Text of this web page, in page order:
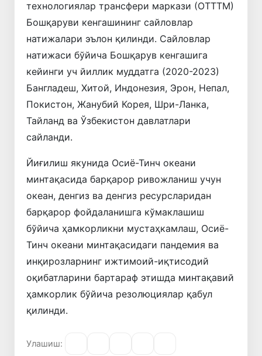
технологиялар трансфери маркази (ОТТТМ)
Бошқаруви кенгашининг сайловлар
натижалари эълон қилинди. Сайловлар
натижаси бўйича Бошқарув кенгашига
кейинги уч йиллик муддатга (2020-2023)
Бангладеш, Хитой, Индонезия, Эрон, Непал,
Покистон, Жанубий Корея, Шри-Ланка,
Тайланд ва Ўзбекистон давлатлари
сайланди.
Йиғилиш якунида Осиё-Тинч океани
минтақасида барқарор ривожланиш учун
океан, денгиз ва денгиз ресурсларидан
барқарор фойдаланишга кўмаклашиш
бўйича ҳамкорликни мустаҳкамлаш, Осиё-
Тинч океани минтақасидаги пандемия ва
инқирозларнинг ижтимоий-иқтисодий
оқибатларини бартараф этишда минтақавий
ҳамкорлик бўйича резолюциялар қабул
қилинди.
Улашиш: